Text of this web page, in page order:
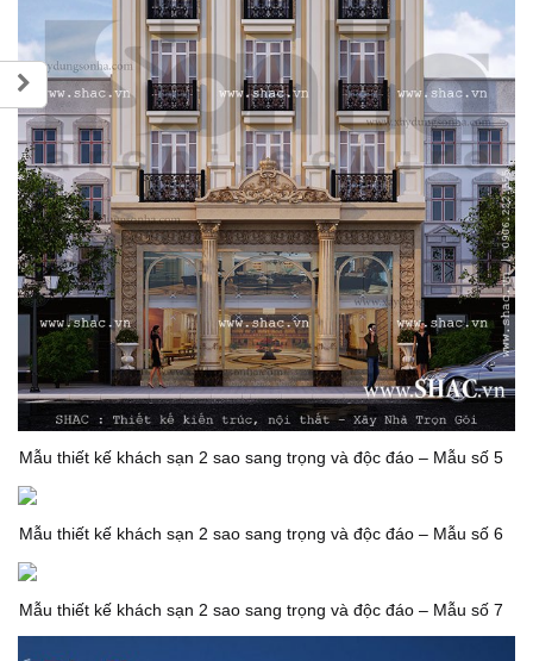
Mẫu thiết kế khách sạn 2 sao sang trọng và độc đáo – Mẫu số 5
Mẫu thiết kế khách sạn 2 sao sang trọng và độc đáo – Mẫu số 6
Mẫu thiết kế khách sạn 2 sao sang trọng và độc đáo – Mẫu số 7